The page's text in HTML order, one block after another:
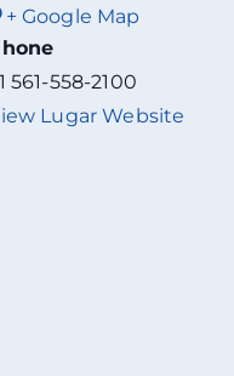
+ Google Map
561-558-2100
Lugar Website